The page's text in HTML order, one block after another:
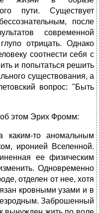
пути. Существует
после
современной
отрицать. Однако
соотнести себя с
и попытаться решить
существования, а
вопрос: "Быть
этом Эрих Фромм:
каким-то аномальным
иронией Вселенной.
ее физическим
Одновременно
отделен от нее, хотя
кровными узами и в
Заброшенный